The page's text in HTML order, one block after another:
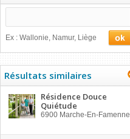
Ex : Wallonie, Namur, Liège
Résultats similaires
Résidence Douce
Quiétude
6900 Marche-En-Famenne